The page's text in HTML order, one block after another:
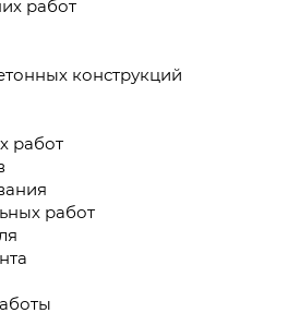
работ
конструкций
работ
работ